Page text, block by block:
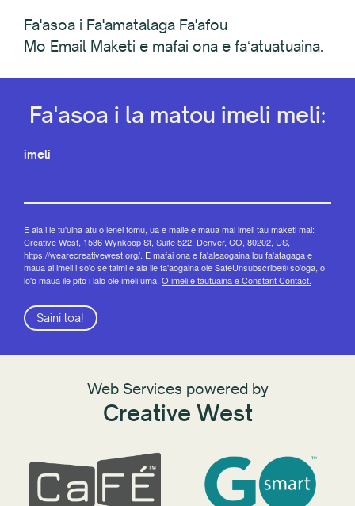
Fa'asoa i Fa'amatalaga Fa'afou
Mo Email Maketi e mafai ona e faʻatuatuaina.
Fa'asoa i la matou imeli meli:
imeli
E ala i le tu'uina atu o lenei fomu, ua e malie e maua mai imeli tau maketi mai:
Creative West, 1536 Wynkoop St, Suite 522, Denver, CO, 80202, US,
https://wearecreativewest.org/. E mafai ona e fa'aleaogaina lou fa'atagaga e
maua ai imeli i so'o se taimi e ala ile fa'aogaina ole SafeUnsubscribe® so'oga, o
lo'o maua ile pito i lalo ole imeli uma. O imeli e tautuaina e Constant Contact.
Saini loa!
Web Services powered by
Creative West